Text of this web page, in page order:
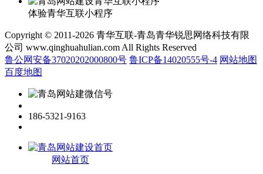
体验青华互联小程序
Copyright © 2011-2026 青华互联-青岛青华锐思网络科技有限
公司 www.qinghuahulian.com All Rights Reserved
鲁公网安备37020202000800号 鲁ICP备14020555号-4 网站地图
百度地图
186-5321-9163
网站首页